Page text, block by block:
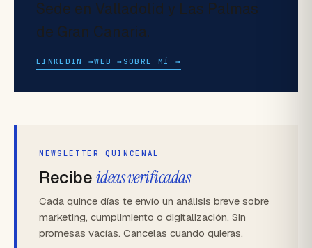
Sede en Valladolid y Las Palmas
de Gran Canaria.
LINKEDIN →WEB → SOBRE MÍ →
NEWSLETTER QUINCENAL
Recibeideas verificadas
Cada quince días te envío un análisis breve sobre
marketing, cumplimiento o digitalización. Sin
promesas vacías. Cancelas cuando quieras.